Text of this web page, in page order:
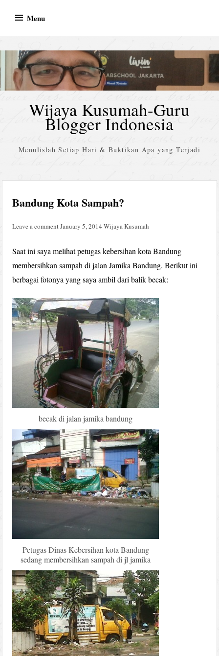
Menu
Wijaya Kusumah-Guru
Blogger Indonesia
Menulislah Setiap Hari & Buktikan Apa yang Terjadi
Bandung Kota Sampah?
Leave a comment January 5, 2014 Wijaya Kusumah
Saat ini saya melihat petugas kebersihan kota Bandung
membersihkan sampah di jalan Jamika Bandung. Berikut ini
berbagai fotonya yang saya ambil dari balik becak:
becak di jalan jamika bandung
Petugas Dinas Kebersihan kota Bandung
sedang membersihkan sampah di jl jamika